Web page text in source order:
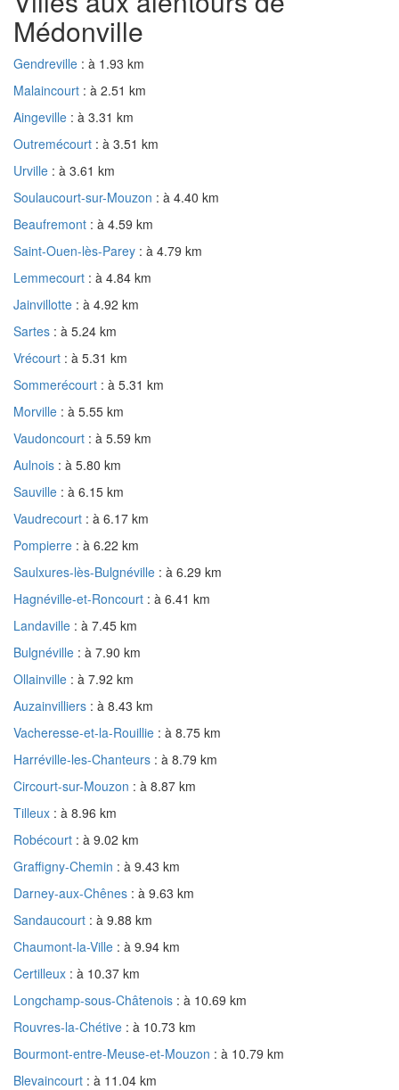
Médonville
Gendreville : à 1.93 km
Malaincourt : à 2.51 km
Aingeville : à 3.31 km
Outremécourt : à 3.51 km
Urville : à 3.61 km
Soulaucourt-sur-Mouzon : à 4.40 km
Beaufremont : à 4.59 km
Saint-Ouen-lès-Parey : à 4.79 km
Lemmecourt : à 4.84 km
Jainvillotte : à 4.92 km
Sartes : à 5.24 km
Vrécourt : à 5.31 km
Sommerécourt : à 5.31 km
Morville : à 5.55 km
Vaudoncourt : à 5.59 km
Aulnois : à 5.80 km
Sauville : à 6.15 km
Vaudrecourt : à 6.17 km
Pompierre : à 6.22 km
Saulxures-lès-Bulgnéville : à 6.29 km
Hagnéville-et-Roncourt : à 6.41 km
Landaville : à 7.45 km
Bulgnéville : à 7.90 km
Ollainville : à 7.92 km
Auzainvilliers : à 8.43 km
Vacheresse-et-la-Rouillie : à 8.75 km
Harréville-les-Chanteurs : à 8.79 km
Circourt-sur-Mouzon : à 8.87 km
Tilleux : à 8.96 km
Robécourt : à 9.02 km
Graffigny-Chemin : à 9.43 km
Darney-aux-Chênes : à 9.63 km
Sandaucourt : à 9.88 km
Chaumont-la-Ville : à 9.94 km
Certilleux : à 10.37 km
Longchamp-sous-Châtenois : à 10.69 km
Rouvres-la-Chétive : à 10.73 km
Bourmont-entre-Meuse-et-Mouzon : à 10.79 km
Blevaincourt : à 11.04 km